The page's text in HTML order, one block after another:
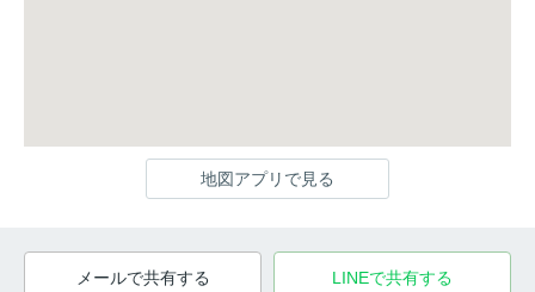
地図アプリで見る
メールで共有する LINEで共有する